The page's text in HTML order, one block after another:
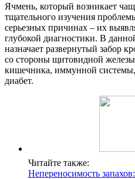
Ячмень, который возникает
тщательного изучения
серьезных причинах – их
глубокой диагностики. В
назначает развернутый забор
со стороны щитовидной
кишечника, иммунной системы,
диабет.
Читайте также:
Непереносимость